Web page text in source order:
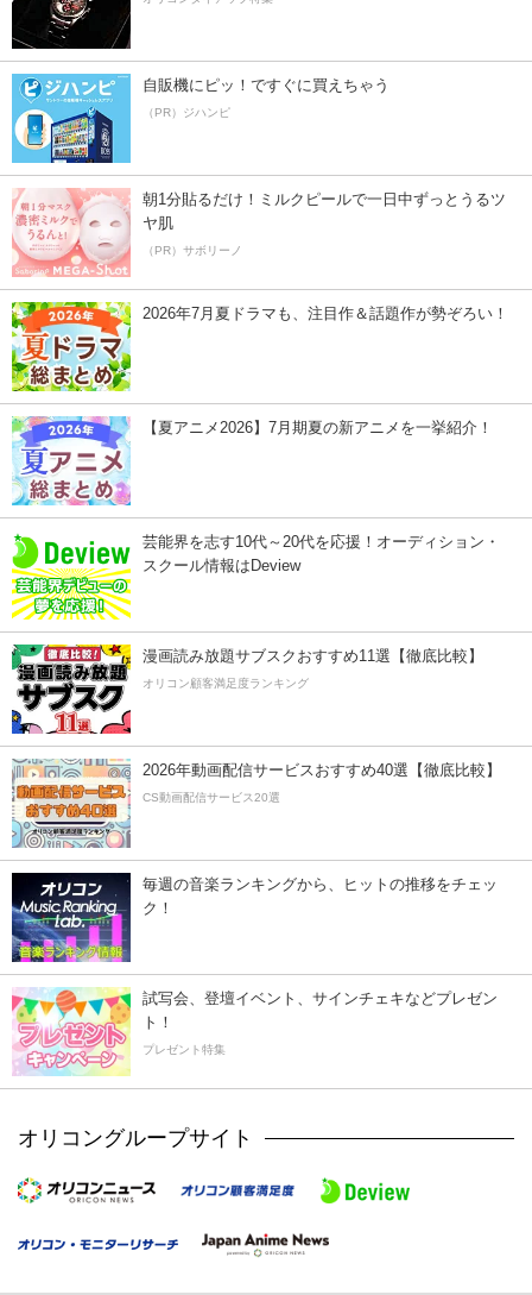
自販機にピッ！ですぐに買えちゃう
（PR）ジハンピ
朝1分貼るだけ！ミルクピールで一日中ずっとうるツ
ヤ肌
（PR）サボリーノ
2026年7月夏ドラマも、注目作＆話題作が勢ぞろい！
【夏アニメ2026】7月期夏の新アニメを一挙紹介！
芸能界を志す10代～20代を応援！オーディション・
スクール情報はDeview
漫画読み放題サブスクおすすめ11選【徹底比較】
オリコン顧客満足度ランキング
2026年動画配信サービスおすすめ40選【徹底比較】
CS動画配信サービス20選
毎週の音楽ランキングから、ヒットの推移をチェッ
ク！
試写会、登壇イベント、サインチェキなどプレゼン
ト！
プレゼント特集
オリコングループサイト